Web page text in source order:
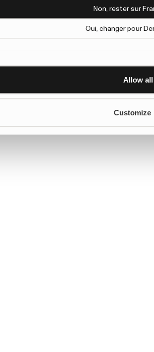
Google’s Personalisation and
Allow all
Customize
Non, rester sur
Oui, changer pour